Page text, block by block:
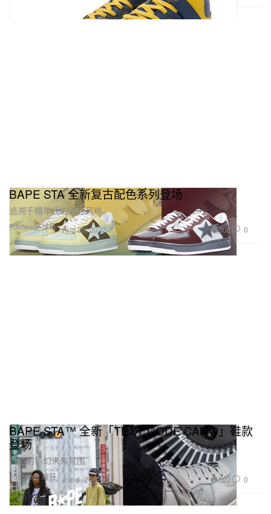
Footwear 球鞋
BAPE STA 全新复古配色系列登场
追溯千禧年代的流行风格。
Aug 29, 2022 302 0
Footwear 球鞋
BAPE STA™ 全新「TEXT CODE CAMO」鞋款
登场
营造的科幻未来氛围
Jun 6, 2022 522 0